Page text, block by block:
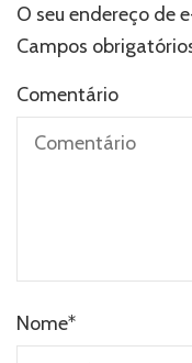
O seu endereço de
Campos
Comentário
Nome*